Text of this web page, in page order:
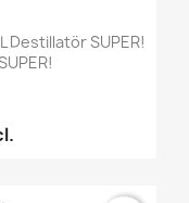
Destillatör SUPER!